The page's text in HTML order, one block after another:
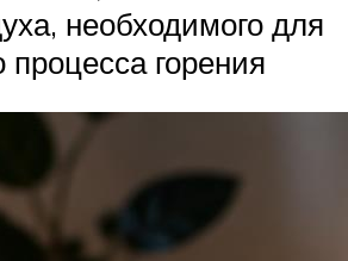
необходимого для
процесса горения